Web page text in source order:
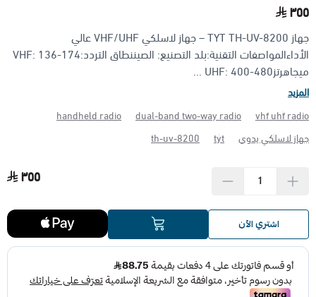
منتجات شركة فاس FAS
الأجهزة مضادة الانفجار (ATEX)
٣٥٥
جهاز TYT TH-UV-8200 – جهاز لاسلكي VHF/UHF عالي
الأداءالمواصفات التقنية:بلد التصنيع: الصيننطاق التردد:VHF: 136-174
ميجاهرتزUHF: 400-480 ...
المزيد
vhf uhf radio
dual-band two-way radio
handheld radio
جهاز لاسلكي يدوي
tyt
th-uv-8200
٣٥٥
اشتري الآن